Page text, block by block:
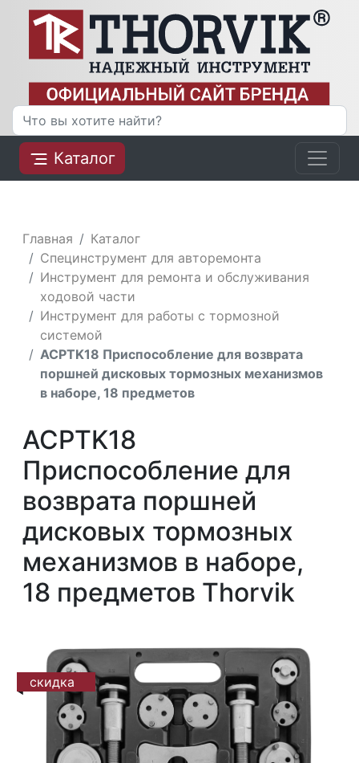
Каталог
Главная
Каталог
Специнструмент для авторемонта
Инструмент для ремонта и обслуживания
ходовой части
Инструмент для работы с тормозной
системой
ACPTK18 Приспособление для возврата
поршней дисковых тормозных механизмов
в наборе, 18 предметов
ACPTK18
Приспособление для
возврата поршней
дисковых тормозных
механизмов в наборе,
18 предметов Thorvik
скидка